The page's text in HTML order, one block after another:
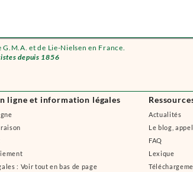
et de Lie-Nielsen en France.
depuis 1856
ligne et information légales
: Voir tout en bas de page
Actualités
Le blog,
FAQ
Lexique